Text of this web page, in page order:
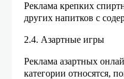
Реклама крепких
других напитков с
2.4. Азартные игры
Реклама азартных
категории относятся,